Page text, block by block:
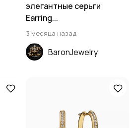
элегантные серьги
Earring...
3 месяца назад
BaronJewelry